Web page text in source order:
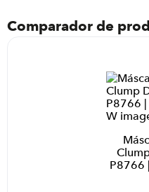
Comparador de
P8766